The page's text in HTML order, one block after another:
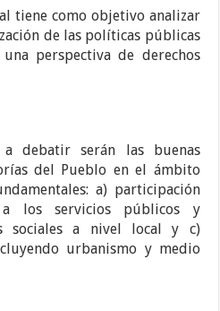
tiene como objetivo analizar
de las políticas públicas
perspectiva de derechos
debatir serán las buenas
del Pueblo en el ámbito
a) participación
a los servicios públicos y
sociales a nivel local y c)
urbanismo y medio